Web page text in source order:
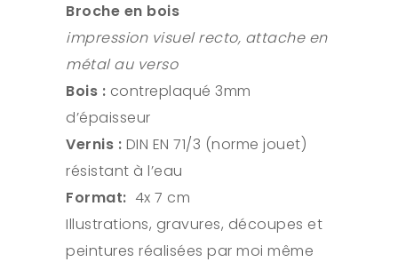
Broche en bois
impression visuel recto, attache en
métal au verso
Bois : contreplaqué 3mm
d’épaisseur
Vernis : DIN EN 71/3 (norme jouet)
résistant à l’eau
Format: 4x 7 cm
Illustrations, gravures, découpes et
peintures réalisées par moi même